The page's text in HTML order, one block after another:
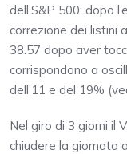
dell’S&P 500: dopo
correzione dei listini
38.57 dopo aver
corrispondono a
dell’11 e del 19%
Nel giro di 3 giorni il
chiudere la giornata